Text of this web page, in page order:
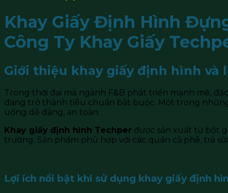
Khay Giấy Định Hình
Công Ty Khay Giấy
Giới thiệu khay giấy định hình
Trong thời đại mà ngành F&B phát triển mạnh mẽ,
đang trở thành tiêu chuẩn bắt buộc. Một trong
uống dễ dàng, an toàn.
Khay giấy định hình Techper được sản xuất từ bột
trường. Sản phẩm phù hợp với các quán cà phê, trà
Lợi ích nổi bật khi sử dụng khay giấy định